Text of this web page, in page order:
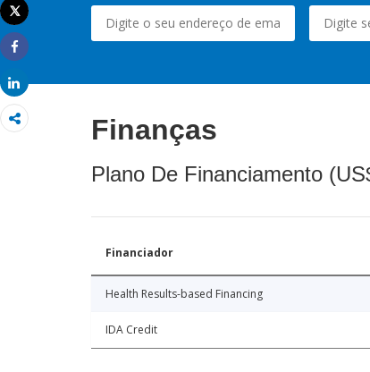
Imprimir
Tweet
Share
Share
Finanças
Plano De Financiamento
Financiador
Health Results-based Financing
IDA Credit